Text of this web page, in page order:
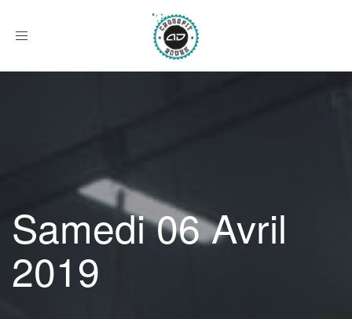
Afficher
Samedi 06 Avril
2019